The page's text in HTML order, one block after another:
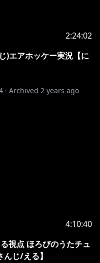
2:24:02
)エアホッケー実況【に
· Archived 2 years ago
4:10:40
視点 ほろびのうたチュ
じ/える】